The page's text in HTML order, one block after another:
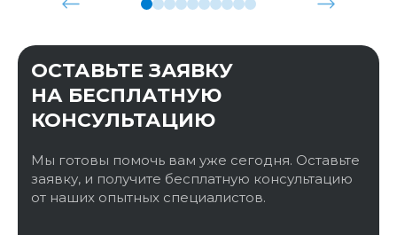
ОСТАВЬТЕ ЗАЯВКУ
НА БЕСПЛАТНУЮ
КОНСУЛЬТАЦИЮ
Мы готовы помочь вам уже сегодня. Оставьте
заявку, и получите бесплатную консультацию
от наших опытных специалистов.